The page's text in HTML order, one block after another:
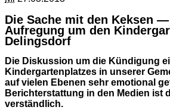
Die Sache mit den Keksen
Aufregung um den
Delingsdorf
Die Diskussion um die Kündigung
Kindergartenplatzes in unserer
auf vielen Ebenen sehr emotional
Berichterstattung in den Medien ist
verständlich.